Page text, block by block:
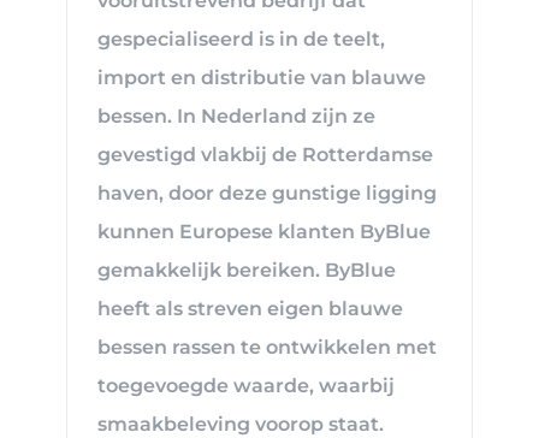
gespecialiseerd is in de teelt,
import en distributie van blauwe
bessen. In Nederland zijn ze
gevestigd vlakbij de Rotterdamse
haven, door deze gunstige ligging
kunnen Europese klanten ByBlue
gemakkelijk bereiken. ByBlue
heeft als streven eigen blauwe
bessen rassen te ontwikkelen met
toegevoegde waarde, waarbij
smaakbeleving voorop staat.